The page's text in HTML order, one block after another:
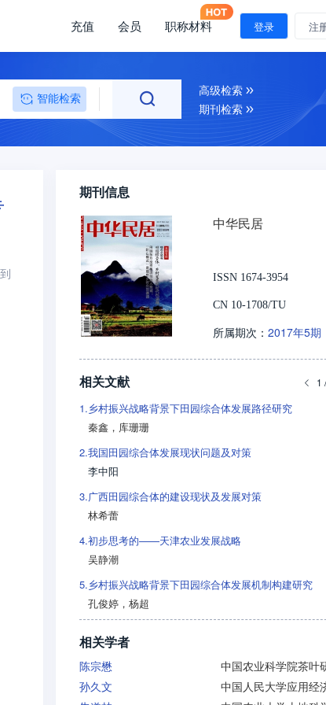
充值 会员 职称材料 登录 注
智能检索
高级检索
期刊检索
期刊信息
中华民居
ISSN 1674-3954
CN 10-1708/TU
所属期次： 2017年5期
相关文献 1
1.乡村振兴战略背景下田园综合体发展路径研究
秦鑫 ， 库珊珊
2.我国田园综合体发展现状问题及对策
李中阳
3.广西田园综合体的建设现状及发展对策
林希蕾
4.初步思考的——天津农业发展战略
吴静潮
5.乡村振兴战略背景下田园综合体发展机制构建研究
孔俊婷 ， 杨超
相关学者
陈宗懋
孙久文